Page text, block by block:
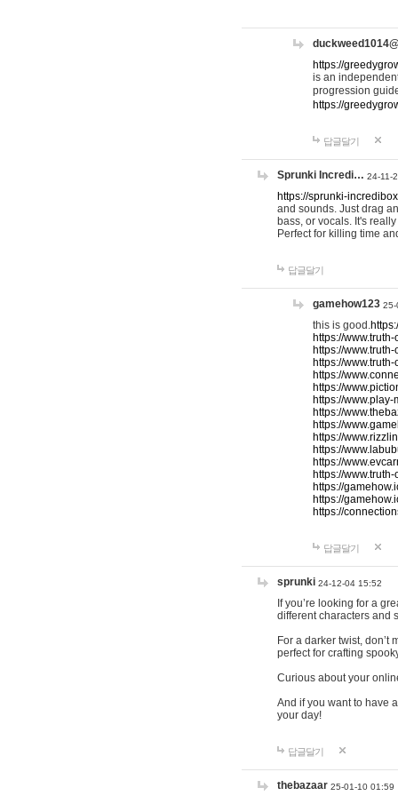
https://
is an
progression
https://
답글달기
Sprunki Incredi… 24-11-
https://sprunki-
and sounds. Just drag
bass, or vocals. It's
Perfect for killing time
답글달기
gamehow123 25-
this is good.
https://
https://
https://
https://
https://
https://
https://
https://
https://
https://
https://
https://
https://
https://
https://
답글달기
sprunki 24-12-04 15:52
If you’re looking for a
different characters and
For a darker twist, don’t
perfect for crafting
Curious about your
And if you want to have
your day!
답글달기
thebazaar 25-01-10 01:59